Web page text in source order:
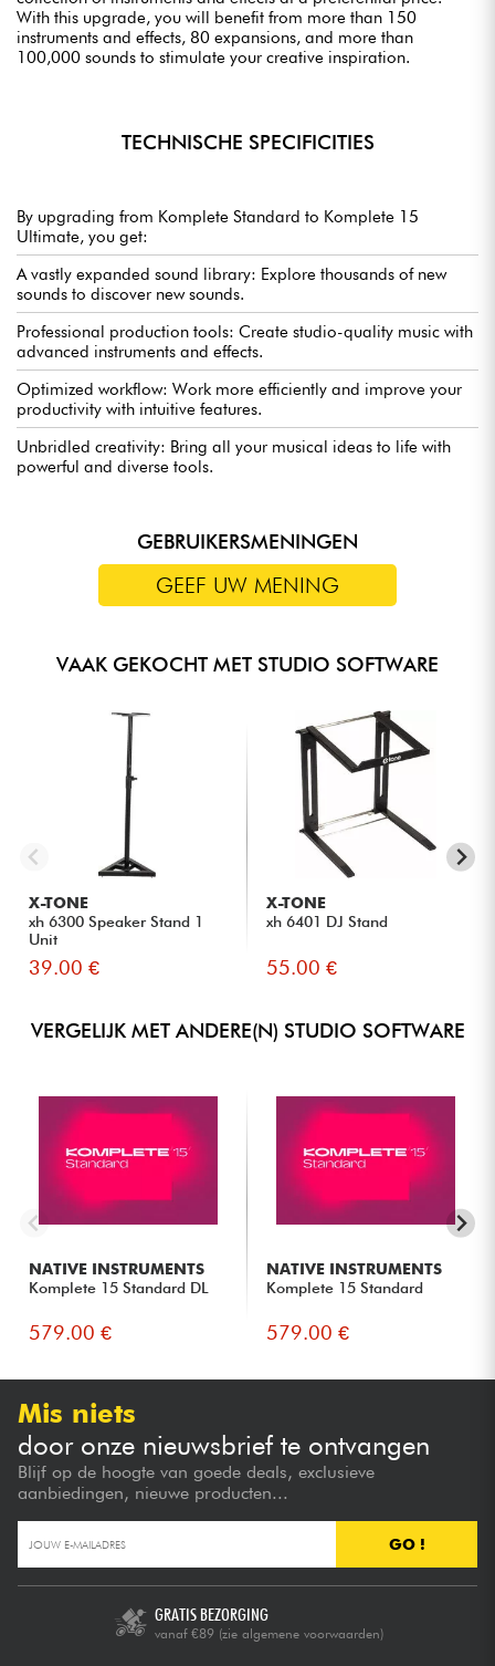
With this upgrade, you will benefit from more than 150
instruments and effects, 80 expansions, and more than
100,000 sounds to stimulate your creative inspiration.
TECHNISCHE SPECIFICITIES
By upgrading from Komplete Standard to Komplete 15
Ultimate, you get:
A vastly expanded sound library: Explore thousands of new
sounds to discover new sounds.
Professional production tools: Create studio-quality music with
advanced instruments and effects.
Optimized workflow: Work more efficiently and improve your
productivity with intuitive features.
Unbridled creativity: Bring all your musical ideas to life with
powerful and diverse tools.
GEBRUIKERSMENINGEN
GEEF UW MENING
VAAK GEKOCHT MET STUDIO SOFTWARE
X-TONE
xh 6300 Speaker Stand 1
Unit
39.00 €
X-TONE
xh 6401 DJ Stand
55.00 €
VERGELIJK MET ANDERE(N) STUDIO SOFTWARE
NATIVE INSTRUMENTS
Komplete 15 Standard DL
579.00 €
NATIVE INSTRUMENTS
Komplete 15 Standard
579.00 €
Mis niets
door onze nieuwsbrief te ontvangen
Blijf op de hoogte van goede deals, exclusieve
aanbiedingen, nieuwe producten...
GO !
GRATIS BEZORGING
vanaf €89 (zie algemene voorwaarden)